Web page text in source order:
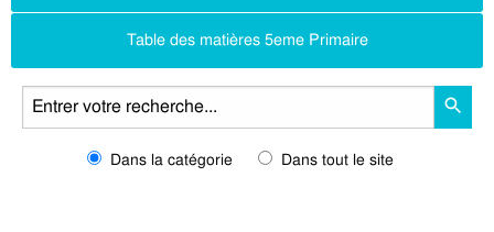
Table des matières 5eme Primaire
Dans la catégorie Dans tout le site